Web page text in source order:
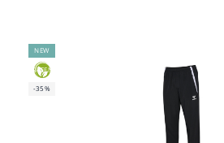
NEW
GREEN
-35%